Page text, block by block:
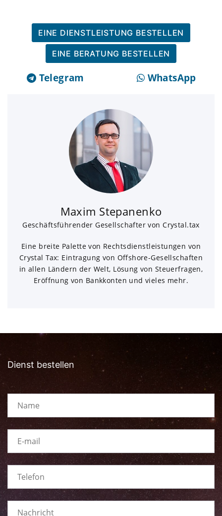
EINE DIENSTLEISTUNG BESTELLEN
EINE BERATUNG BESTELLEN
Telegram WhatsApp
Maxim Stepanenko
Geschäftsführender Gesellschafter von Crystal.tax
Eine breite Palette von Rechtsdienstleistungen von
Crystal Tax: Eintragung von Offshore-Gesellschaften
in allen Ländern der Welt, Lösung von Steuerfragen,
Eröffnung von Bankkonten und vieles mehr.
Dienst bestellen